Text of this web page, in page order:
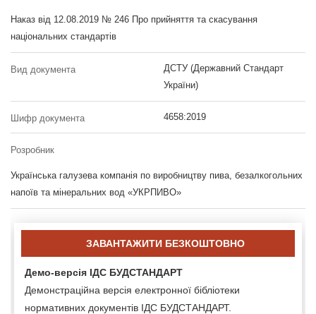
Наказ від 12.08.2019 № 246 Про прийняття та скасування
національних стандартів
Вид документа
ДСТУ (Державний Стандарт
України)
Шифр документа 4658:2019
Розробник
Українська галузева компанія по виробництву пива, безалкогольних
напоїв та мінеральних вод «УКРПИВО»
ЗАВАНТАЖИТИ БЕЗКОШТОВНО
Демо-версія ІДС БУДСТАНДАРТ
Демонстраційна версія електронної бібліотеки
нормативних документів ІДС БУДСТАНДАРТ.